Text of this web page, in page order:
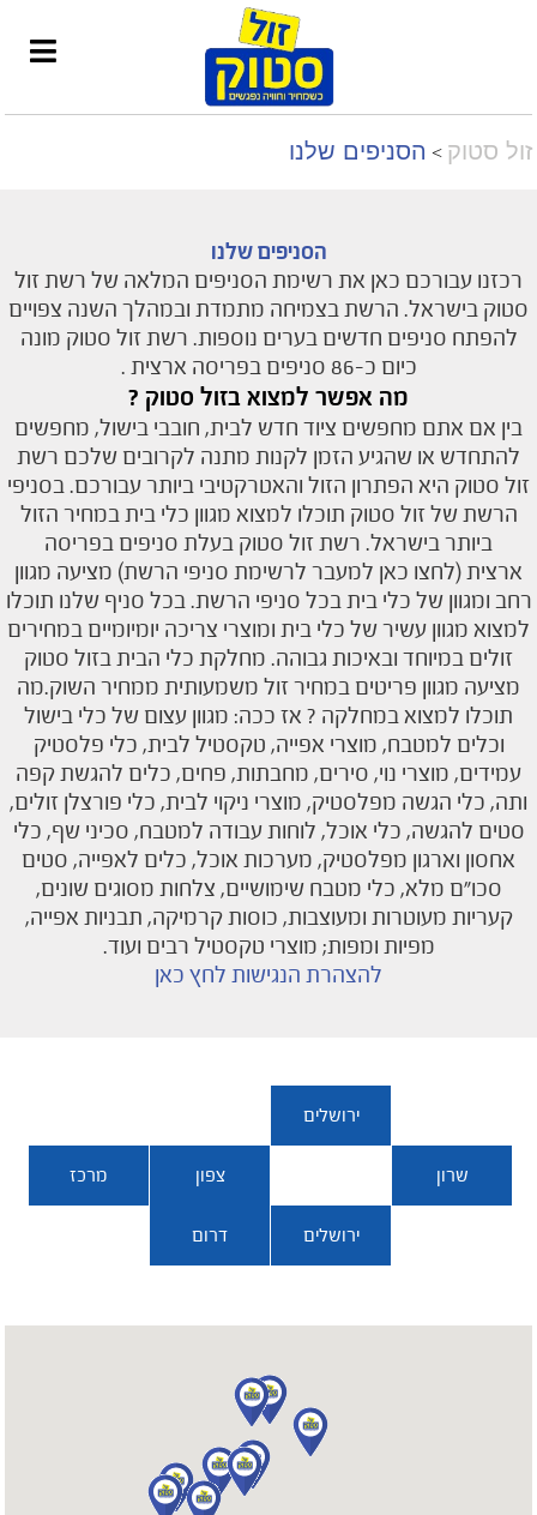
זול סטוק > הסניפים שלנו
הסניפים שלנו
רכזנו עבורכם כאן את רשימת הסניפים המלאה של רשת זול
סטוק בישראל. הרשת בצמיחה מתמדת ובמהלך השנה צפויים
להפתח סניפים חדשים בערים נוספות. רשת זול סטוק מונה
כיום כ-86 סניפים בפריסה ארצית .
מה אפשר למצוא בזול סטוק ?
בין אם אתם מחפשים ציוד חדש לבית, חובבי בישול, מחפשים
להתחדש או שהגיע הזמן לקנות מתנה לקרובים שלכם רשת
זול סטוק היא הפתרון הזול והאטרקטיבי ביותר עבורכם. בסניפי
הרשת של זול סטוק תוכלו למצוא מגוון כלי בית במחיר הזול
ביותר בישראל. רשת זול סטוק בעלת סניפים בפריסה
ארצית (לחצו כאן למעבר לרשימת סניפי הרשת) מציעה מגוון
רחב ומגוון של כלי בית בכל סניפי הרשת. בכל סניף שלנו תוכלו
למצוא מגוון עשיר של כלי בית ומוצרי צריכה יומיומיים במחירים
זולים במיוחד ובאיכות גבוהה. מחלקת כלי הבית בזול סטוק
מציעה מגוון פריטים במחיר זול משמעותית ממחיר השוק.מה
תוכלו למצוא במחלקה ? אז ככה: מגוון עצום של כלי בישול
וכלים למטבח, מוצרי אפייה, טקסטיל לבית, כלי פלסטיק
עמידים, מוצרי נוי, סירים, מחבתות, פחים, כלים להגשת קפה
ותה, כלי הגשה מפלסטיק, מוצרי ניקוי לבית, כלי פורצלן זולים,
סטים להגשה, כלי אוכל, לוחות עבודה למטבח, סכיני שף, כלי
אחסון וארגון מפלסטיק, מערכות אוכל, כלים לאפייה, סטים
סכו”ם מלא, כלי מטבח שימושיים, צלחות מסוגים שונים,
קעריות מעוטרות ומעוצבות, כוסות קרמיקה, תבניות אפייה,
מפיות ומפות; מוצרי טקסטיל רבים ועוד.
להצהרת הנגישות לחץ כאן
שרון
ירושלים
צפון מרכז
ירושלים דרום